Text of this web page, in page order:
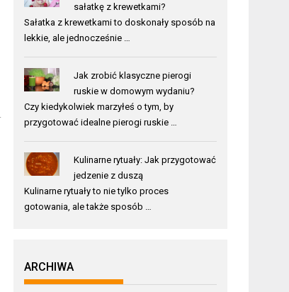
sałatkę z krewetkami?
Sałatka z krewetkami to doskonały sposób na
lekkie, ale jednocześnie …
Jak zrobić klasyczne pierogi
ruskie w domowym wydaniu?
Czy kiedykolwiek marzyłeś o tym, by
przygotować idealne pierogi ruskie …
Kulinarne rytuały: Jak przygotować
jedzenie z duszą
Kulinarne rytuały to nie tylko proces
gotowania, ale także sposób …
ARCHIWA